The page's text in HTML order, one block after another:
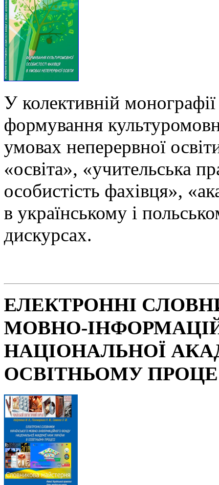
У колективній
формування
умовах неперервної
«освіта», «учительська
особистість фахівця»,
в українському і
дискурсах.
ЕЛЕКТРОННІ
МОВНО-
НАЦІОНАЛЬНОЇ
ОСВІТНЬОМУ